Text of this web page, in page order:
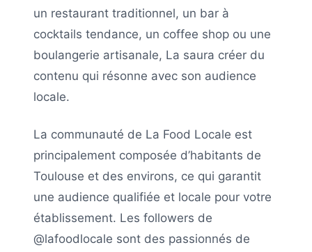
un restaurant traditionnel, un bar à
cocktails tendance, un coffee shop ou une
boulangerie artisanale, La saura créer du
contenu qui résonne avec son audience
locale.
La communauté de La Food Locale est
principalement composée d’habitants de
Toulouse et des environs, ce qui garantit
une audience qualifiée et locale pour votre
établissement. Les followers de
@lafoodlocale sont des passionnés de